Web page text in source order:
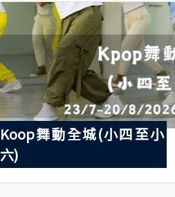
Koop舞動全城(小四至小
六)